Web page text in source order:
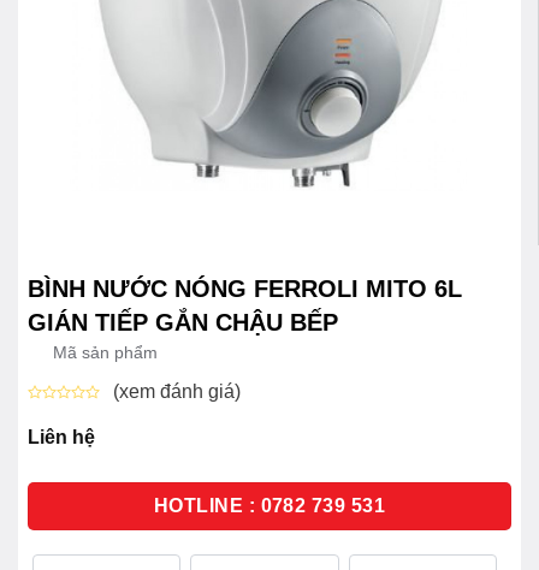
BÌNH NƯỚC NÓNG FERROLI MITO 6L
GIÁN TIẾP GẮN CHẬU BẾP
Mã sản phẩm
xếp
hạng
sao
(xem đánh giá)
Liên hệ
HOTLINE : 0782 739 531